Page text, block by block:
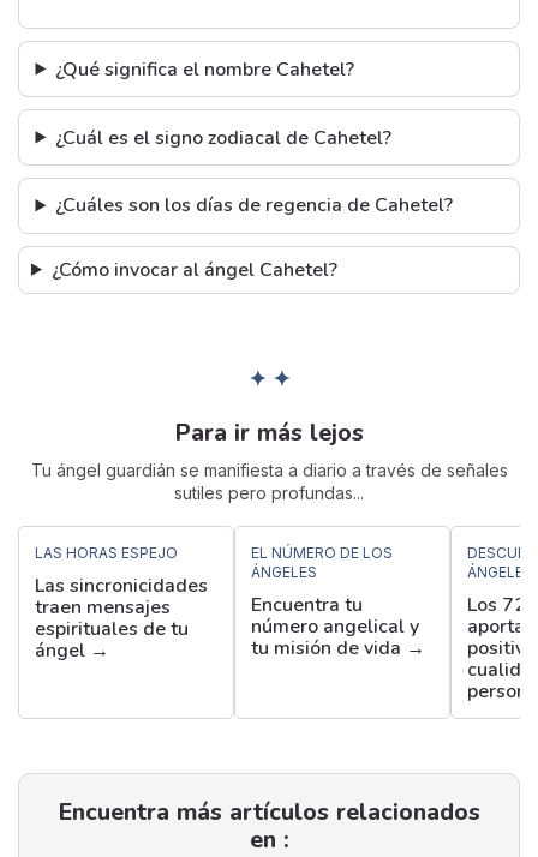
¿Qué significa el nombre Cahetel?
¿Cuál es el signo zodiacal de Cahetel?
¿Cuáles son los días de regencia de Cahetel?
¿Cómo invocar al ángel Cahetel?
✦ ✦
Para ir más lejos
Tu ángel guardián se manifiesta a diario a través de señales
sutiles pero profundas...
LAS HORAS ESPEJO
Las sincronicidades
traen mensajes
espirituales de tu
ángel →
EL NÚMERO DE LOS
ÁNGELES
Encuentra tu
número angelical y
tu misión de vida →
Los 72
Encuentra más artículos relacionados
en :